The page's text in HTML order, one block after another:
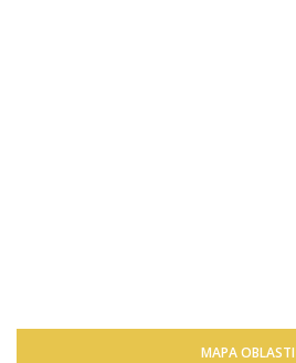
MAPA OBLASTI